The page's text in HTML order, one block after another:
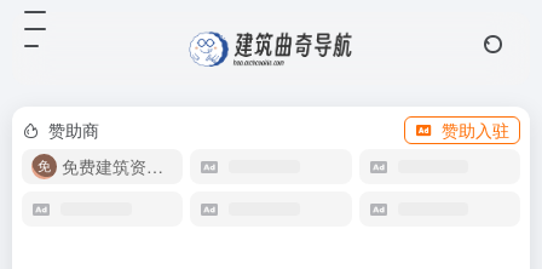
赞助商
赞助入驻
免费建筑资源库